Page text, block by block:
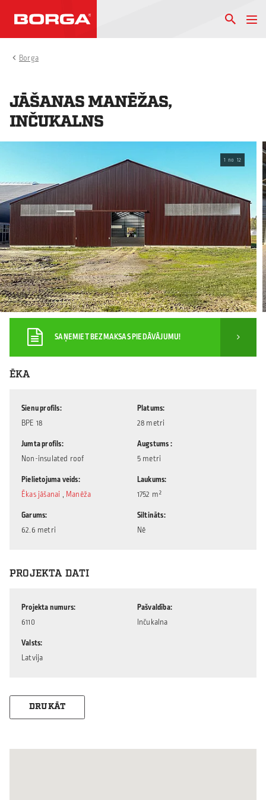
Borga
JĀŠANAS MANĒŽAS,
INČUKALNS
1 no 12
SAŅEMIET BEZMAKSAS PIEDĀVĀJUMU!
ĒKA
Sienu profils
BPE 18
Jumta profils
Non-insulated roof
Pielietojuma veids
Ēkas jāšanai , Manēža
Garums
62.6 metri
Platums
28 metri
Augstums
5 metri
Laukums
1752 m²
Siltināts
Nē
PROJEKTA DATI
Projekta numurs
6110
Valsts
Latvija
Pašvaldība
Inčukalna
DRUKĀT